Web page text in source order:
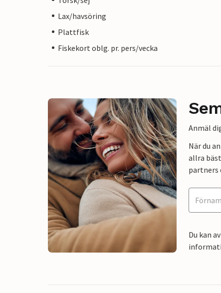
Lax/havsöring
Plattfisk
Fiskekort oblg. pr. pers/vecka
Anmäl
När du
allra
partners
Du kan